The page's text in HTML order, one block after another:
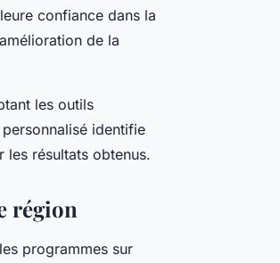
confiance dans la
de la
les outils
identifie
les résultats obtenus.
région
programmes sur